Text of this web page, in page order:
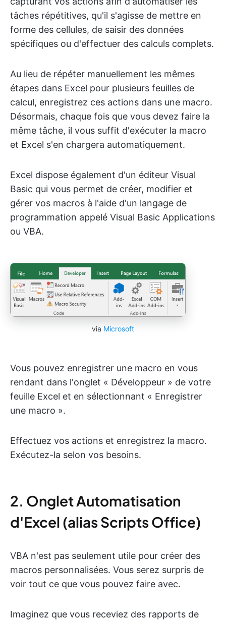
tâches répétitives, qu'il s'agisse de mettre en
forme des cellules, de saisir des données
spécifiques ou d'effectuer des calculs complets.
Au lieu de répéter manuellement les mêmes
étapes dans Excel pour plusieurs feuilles de
calcul, enregistrez ces actions dans une macro.
Désormais, chaque fois que vous devez faire la
même tâche, il vous suffit d'exécuter la macro
et Excel s'en chargera automatiquement.
Excel dispose également d'un éditeur Visual
Basic qui vous permet de créer, modifier et
gérer vos macros à l'aide d'un langage de
programmation appelé Visual Basic Applications
ou VBA.
via Microsoft
Vous pouvez enregistrer une macro en vous
rendant dans l'onglet « Développeur » de votre
feuille Excel et en sélectionnant « Enregistrer
une macro ».
Effectuez vos actions et enregistrez la macro.
Exécutez-la selon vos besoins.
2. Onglet Automatisation
d'Excel (alias Scripts Office)
VBA n'est pas seulement utile pour créer des
macros personnalisées. Vous serez surpris de
voir tout ce que vous pouvez faire avec.
Imaginez que vous receviez des rapports de